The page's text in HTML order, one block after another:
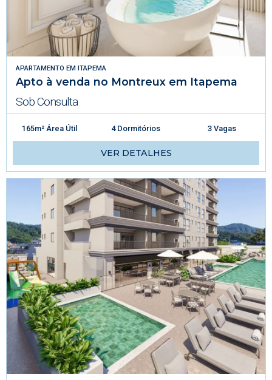
APARTAMENTO EM ITAPEMA
Apto à venda no Montreux em Itapema
Sob Consulta
165m² Área Útil 4 Dormitórios 3 Vagas
VER DETALHES